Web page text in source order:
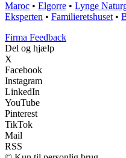
Maroc • Elgorre • Lynge
Eksperten • Familieretshuset •
Firma Feedback
Del og hjælp
X
Facebook
Instagram
LinkedIn
YouTube
Pinterest
TikTok
Mail
RSS